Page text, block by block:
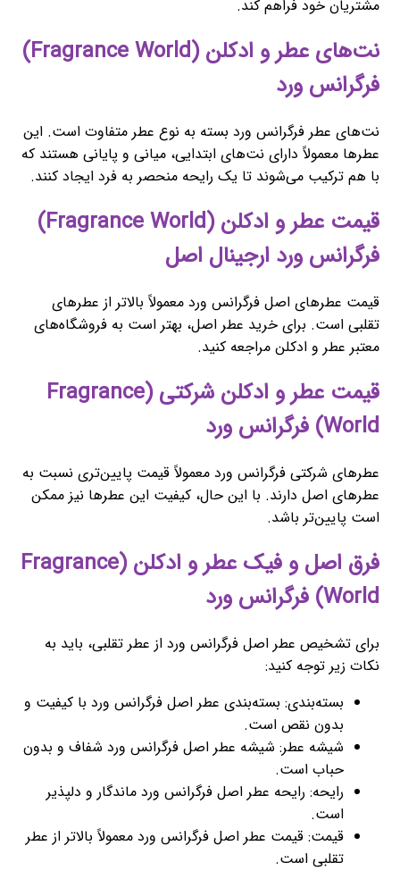
مشتریان خود فراهم کند.
نت‌های عطر و ادکلن (Fragrance World)
فرگرانس ورد
نت‌های عطر فرگرانس ورد بسته به نوع عطر متفاوت است. این
عطرها معمولاً دارای نت‌های ابتدایی، میانی و پایانی هستند که
با هم ترکیب می‌شوند تا یک رایحه منحصر به فرد ایجاد کنند.
قیمت عطر و ادکلن (Fragrance World)
فرگرانس ورد ارجینال اصل
قیمت عطرهای اصل فرگرانس ورد معمولاً بالاتر از عطرهای
تقلبی است. برای خرید عطر اصل، بهتر است به فروشگاه‌های
معتبر عطر و ادکلن مراجعه کنید.
قیمت عطر و ادکلن شرکتی (Fragrance
World) فرگرانس ورد
عطرهای شرکتی فرگرانس ورد معمولاً قیمت پایین‌تری نسبت به
عطرهای اصل دارند. با این حال، کیفیت این عطرها نیز ممکن
است پایین‌تر باشد.
فرق اصل و فیک عطر و ادکلن (Fragrance
World) فرگرانس ورد
برای تشخیص عطر اصل فرگرانس ورد از عطر تقلبی، باید به
نکات زیر توجه کنید:
بسته‌بندی: بسته‌بندی عطر اصل فرگرانس ورد با کیفیت و
بدون نقص است.
شیشه عطر: شیشه عطر اصل فرگرانس ورد شفاف و بدون
حباب است.
رایحه: رایحه عطر اصل فرگرانس ورد ماندگار و دلپذیر
است.
قیمت: قیمت عطر اصل فرگرانس ورد معمولاً بالاتر از عطر
تقلبی است.